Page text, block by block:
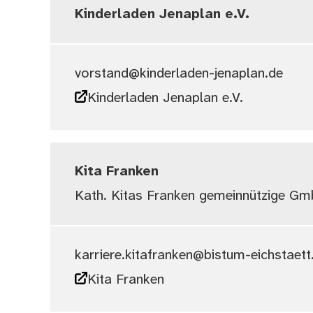
Kinderladen Jenaplan e.V.
vorstand@kinderladen-jenaplan.de
Kinderladen Jenaplan e.V.
Kita Franken
Kath. Kitas Franken gemeinnützige
karriere.kitafranken@bistum-
Kita Franken